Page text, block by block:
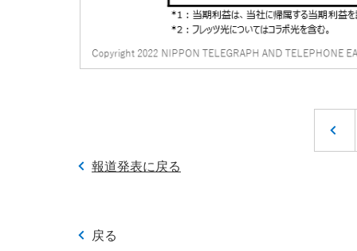
前へ
報道発表に戻る
戻る